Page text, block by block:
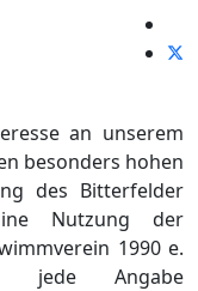
an unserem
besonders hohen
des Bitterfelder
Nutzung der
1990 e.
jede Angabe